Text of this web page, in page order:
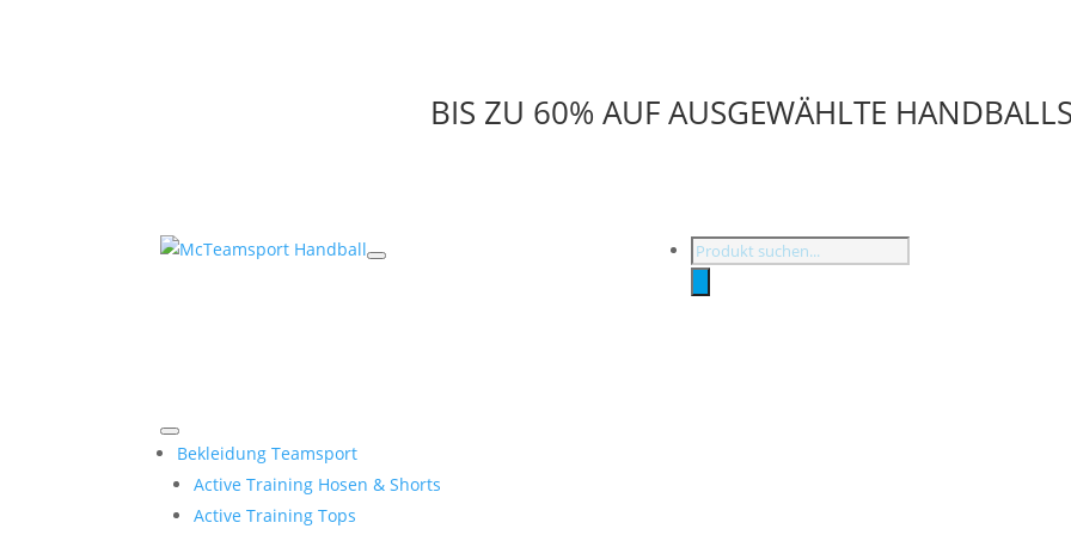
BIS ZU 60% AUF AUSGEWÄHLTE
Products
Bekleidung Teamsport
Active Training Hosen & Shorts
Active Training Tops